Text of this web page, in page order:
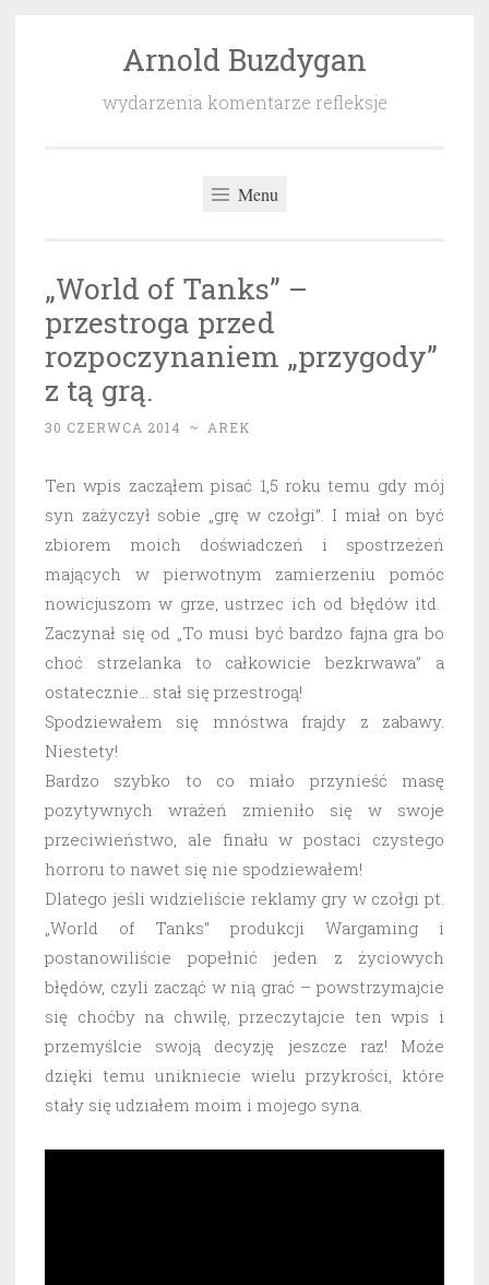
Arnold Buzdygan
wydarzenia komentarze refleksje
Menu
„World of Tanks” –
przestroga przed
rozpoczynaniem „przygody”
z tą grą.
30 CZERWCA 2014 ~ AREK
Ten wpis zacząłem pisać 1,5 roku temu gdy mój
syn zażyczył sobie „grę w czołgi”. I miał on być
zbiorem moich doświadczeń i spostrzeżeń
mających w pierwotnym zamierzeniu pomóc
nowicjuszom w grze, ustrzec ich od błędów itd.
Zaczynał się od „To musi być bardzo fajna gra bo
choć strzelanka to całkowicie bezkrwawa” a
ostatecznie… stał się przestrogą!
Spodziewałem się mnóstwa frajdy z zabawy.
Niestety!
Bardzo szybko to co miało przynieść masę
pozytywnych wrażeń zmieniło się w swoje
przeciwieństwo, ale finału w postaci czystego
horroru to nawet się nie spodziewałem!
Dlatego jeśli widzieliście reklamy gry w czołgi pt.
„World of Tanks” produkcji Wargaming i
postanowiliście popełnić jeden z życiowych
błędów, czyli zacząć w nią grać – powstrzymajcie
się choćby na chwilę, przeczytajcie ten wpis i
przemyślcie swoją decyzję jeszcze raz! Może
dzięki temu unikniecie wielu przykrości, które
stały się udziałem moim i mojego syna.